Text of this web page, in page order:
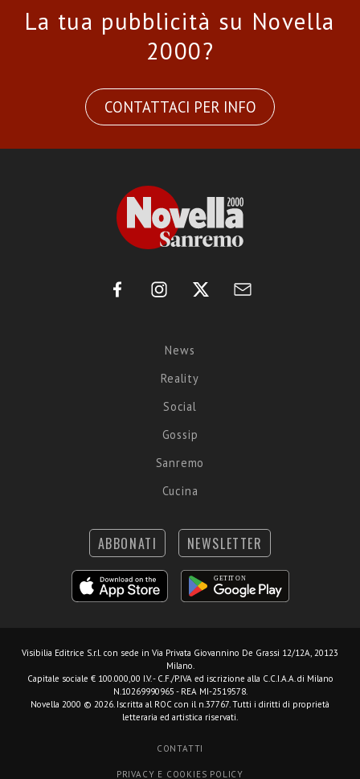
La tua pubblicità su Novella
2000?
CONTATTACI PER INFO
News
Reality
Social
Gossip
Sanremo
Cucina
ABBONATI NEWSLETTER
Visibilia Editrice S.r.l. con sede in Via Privata Giovannino De Grassi 12/12A, 20123
Milano.
Capitale sociale € 100.000,00 I.V. - C.F./P.IVA ed iscrizione alla C.C.I.A.A. di Milano
N.10269990965 - REA MI-2519578.
Novella 2000 © 2026. Iscritta al ROC con il n.37767. Tutti i diritti di proprietà
letteraria ed artistica riservati.
CONTATTI
PRIVACY E COOKIES POLICY